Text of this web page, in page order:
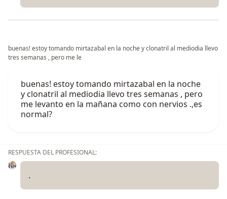
buenas! estoy tomando mirtazabal en la noche y clonatril al mediodia llevo
tres semanas , pero me le
buenas! estoy tomando mirtazabal en la noche
y clonatril al mediodia llevo tres semanas , pero
me levanto en la mañana como con nervios .,es
normal?
RESPUESTA DEL PROFESIONAL:
.